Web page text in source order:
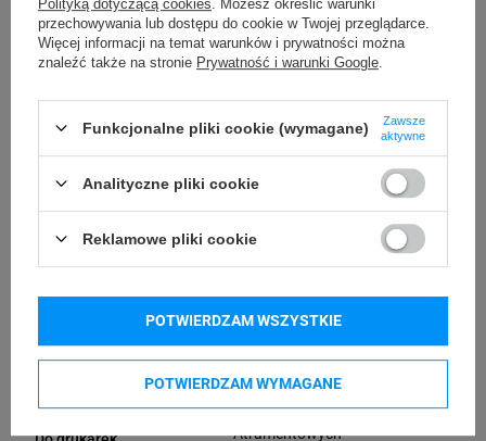
Długość etykiety 41 mm
odklejenia
Trudne
Ilość etykiet na
Ilość arkuszy
Atramentowych
Polityką dotyczącą cookies . Możesz określić warunki
przechowywania lub dostępu do cookie w Twojej przeglądarce.
Więcej informacji na temat warunków i prywatności można
znaleźć także na stronie Prywatność i warunki Google
Funkcjonalne pliki cookie (wymagane)
Zawsze
aktywne
Analityczne pliki cookie
Reklamowe pliki cookie
POTWIERDZAM WYMAGANE
POTWIERDZAM WSZYSTKIE